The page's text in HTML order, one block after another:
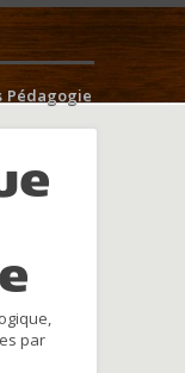
Pédagogie
par